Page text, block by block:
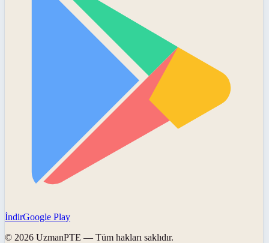
İndirGoogle Play
© 2026 UzmanPTE — Tüm hakları saklıdır.